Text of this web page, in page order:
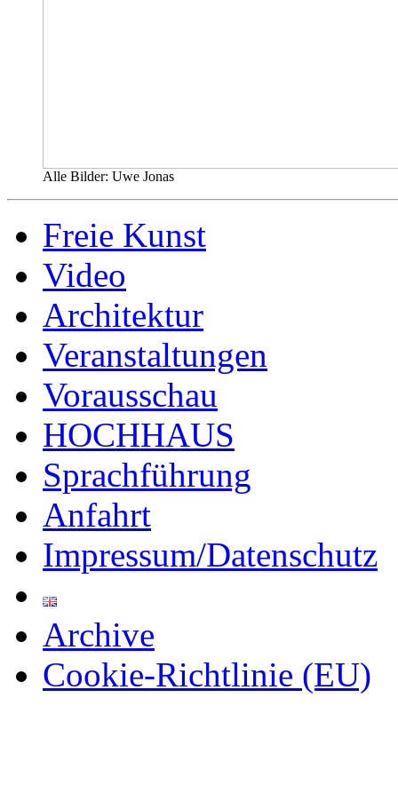
Alle Bilder: Uwe Jonas
Freie Kunst
Video
Architektur
Veranstaltungen
Vorausschau
HOCHHAUS
Sprachführung
Anfahrt
Impressum/Datenschutz
Archive
Cookie-Richtlinie (EU)